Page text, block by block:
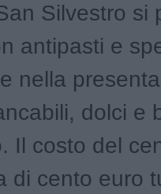
Silvestro si
antipasti e
nella
dolci e
Il costo del
di cento euro